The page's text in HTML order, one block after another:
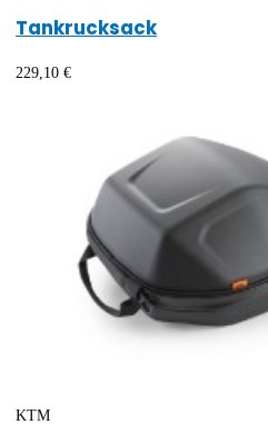
Tankrucksack
229,10 €
KTM